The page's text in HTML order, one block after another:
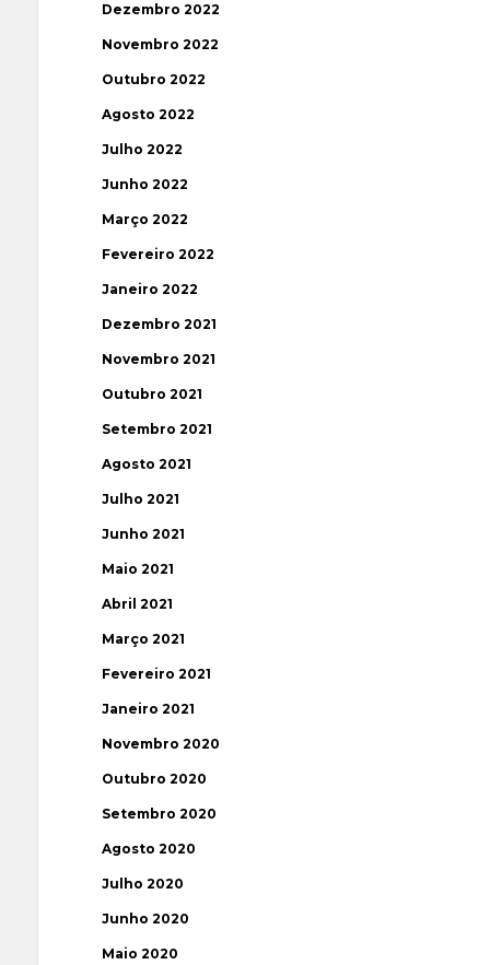
Dezembro 2022
Novembro 2022
Outubro 2022
Agosto 2022
Julho 2022
Junho 2022
Março 2022
Fevereiro 2022
Janeiro 2022
Dezembro 2021
Novembro 2021
Outubro 2021
Setembro 2021
Agosto 2021
Julho 2021
Junho 2021
Maio 2021
Abril 2021
Março 2021
Fevereiro 2021
Janeiro 2021
Novembro 2020
Outubro 2020
Setembro 2020
Agosto 2020
Julho 2020
Junho 2020
Maio 2020